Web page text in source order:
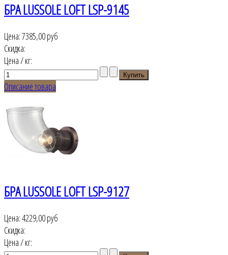
БРА LUSSOLE LOFT LSP-9145
Цена:7385,00 руб
Скидка:
Цена / кг:
Описание товара
БРА LUSSOLE LOFT LSP-9127
Цена:4229,00 руб
Скидка:
Цена / кг: